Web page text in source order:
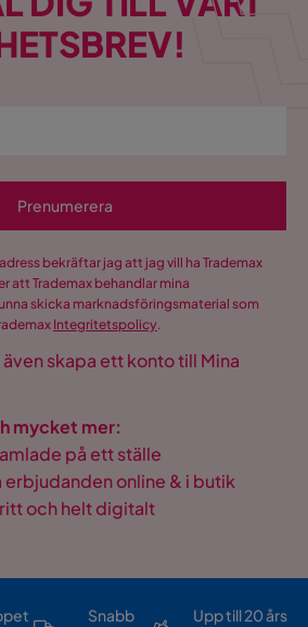
Prenumerera
bekräftar jag att jag vill ha Trademax
att Trademax behandlar mina
skicka marknadsföringsmaterial som
Integritetspolicy.
även skapa ett konto till Mina
mycket mer:
på ett ställe
erbjudanden online & i butik
och helt digitalt
Snabb
Upp till 20 års